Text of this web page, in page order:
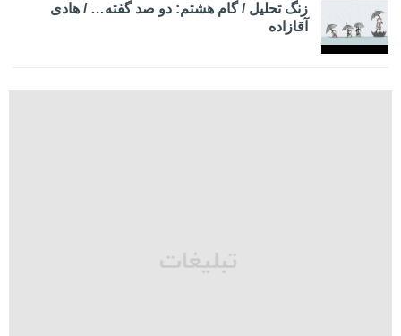
زنگ تحلیل / گام هشتم: دو صد گفته… / هادی
آقازاده